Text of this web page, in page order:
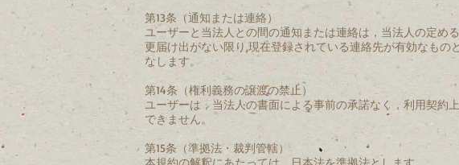
第13条（通知または連絡）
ユーザーと当法人との間の通知または連絡は，当法人の定め
更届け出がない限り,現在登録されている連絡先が有効なも
なします。
第14条（権利義務の譲渡の禁止）
ユーザーは，当法人の書面による事前の承諾なく，利用契約
できません。
第15条（準拠法・裁判管轄）
本規約の解釈にあたっては，日本法を準拠法とします。